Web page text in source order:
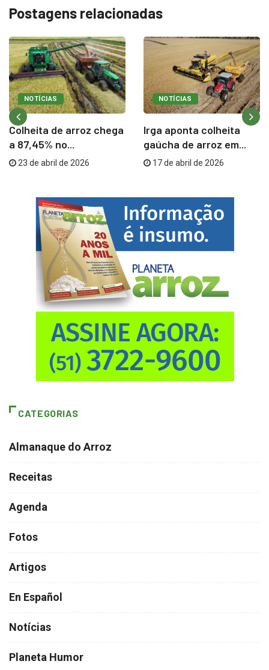
Postagens relacionadas
NOTÍCIAS
Colheita de arroz chega
a 87,45% no...
23 de abril de 2026
NOTÍCIAS
Irga aponta colheita
gaúcha de arroz em...
17 de abril de 2026
CATEGORIAS
Almanaque do Arroz
Receitas
Agenda
Fotos
Artigos
En Español
Notícias
Planeta Humor